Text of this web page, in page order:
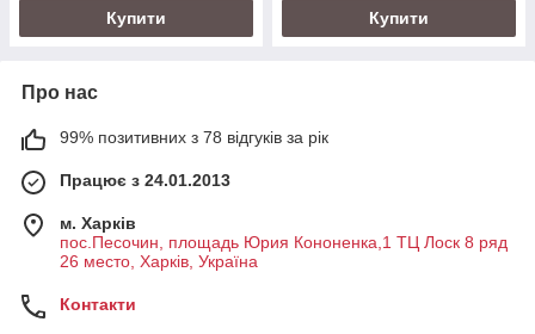
Купити Купити
Про нас
99% позитивних з 78 відгуків за рік
Працює з 24.01.2013
м. Харків
пос.Песочин, площадь Юрия Кононенка,1 ТЦ Лоск 8 ряд
26 место, Харків, Україна
Контакти